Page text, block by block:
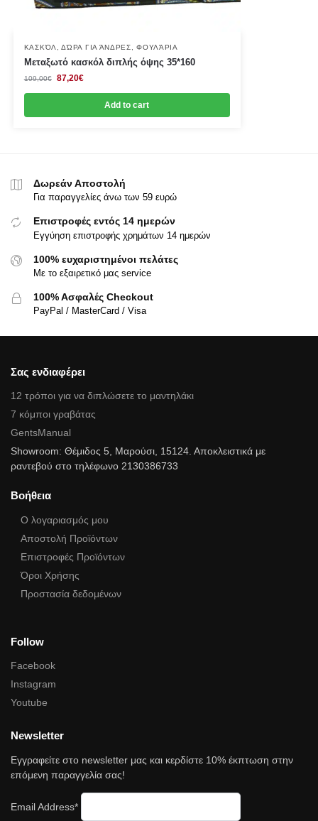
ΚΑΣΚΌΛ ,ΔΏΡΑ ΓΙΑ ΆΝΔΡΕΣ ,ΦΟΥΛΆΡΙΑ
Μεταξωτό κασκόλ διπλής όψης 35*160
109,00€ 87,20€
Add to cart
Δωρεάν Αποστολή
Για παραγγελίες άνω των 59 ευρώ
Επιστροφές εντός 14 ημερών
Εγγύηση επιστροφής χρημάτων 14 ημερών
100% ευχαριστημένοι πελάτες
Με το εξαιρετικό μας service
100% Ασφαλές Checkout
PayPal / MasterCard / Visa
Σας ενδιαφέρει
12 τρόποι για να διπλώσετε το μαντηλάκι
7 κόμποι γραβάτας
GentsManual
Showroom: Θέμιδος 5, Μαρούσι, 15124. Αποκλειστικά με
ραντεβού στο τηλέφωνο 2130386733
Βοήθεια
Ο λογαριασμός μου
Αποστολή Προϊόντων
Επιστροφές Προϊόντων
Όροι Χρήσης
Προστασία δεδομένων
Follow
Facebook
Instagram
Youtube
Newsletter
Εγγραφείτε στο newsletter μας και κερδίστε 10% έκπτωση στην
επόμενη παραγγελία σας!
Email Address*